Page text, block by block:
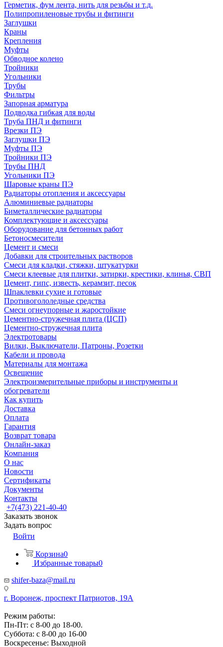
Герметик, фум лента, нить для резьбы и т.д.
Полипропиленовые трубы и фитинги
Заглушки
Краны
Крепления
Муфты
Обводное колено
Тройники
Угольники
Трубы
Фильтры
Запорная арматура
Подводка гибкая для воды
Труба ПНД и фитинги
Врезки ПЭ
Заглушки ПЭ
Муфты ПЭ
Тройники ПЭ
Трубы ПНД
Угольники ПЭ
Шаровые краны ПЭ
Радиаторы отопления и аксессуары
Алюминиевые радиаторы
Биметаллические радиаторы
Комплектующие и аксессуары
Оборудование для бетонных работ
Бетоносмесители
Цемент и смеси
Добавки для строительных растворов
Смеси для кладки, стяжки, штукатурки
Смеси клеевые для плитки, затирки, крестики, клинья, СВП
Цемент, гипс, известь, керамзит, песок
Шпаклевки сухие и готовые
Противогололедные средства
Смеси огнеупорные и жаростойкие
Цементно-стружечная плита (ЦСП)
Цементно-стружечная плита
Электротовары
Вилки, Выключатели, Патроны, Розетки
Кабели и провода
Материалы для монтажа
Освещение
Электроизмерительные приборы и инструменты и
обогреватели
Как купить
Доставка
Оплата
Гарантия
Возврат товара
Онлайн-заказ
Компания
О нас
Новости
Сертификаты
Документы
Контакты
+7(473) 221-40-40
Заказать звонок
Задать вопрос
Войти
Корзина0
Избранные товары0
shifer-baza@mail.ru
г. Воронеж, проспект Патриотов, 19А
Режим работы:
Пн-Пт: с 8-00 до 18-00.
Суббота: с 8-00 до 16-00
Воскресенье: Выходной